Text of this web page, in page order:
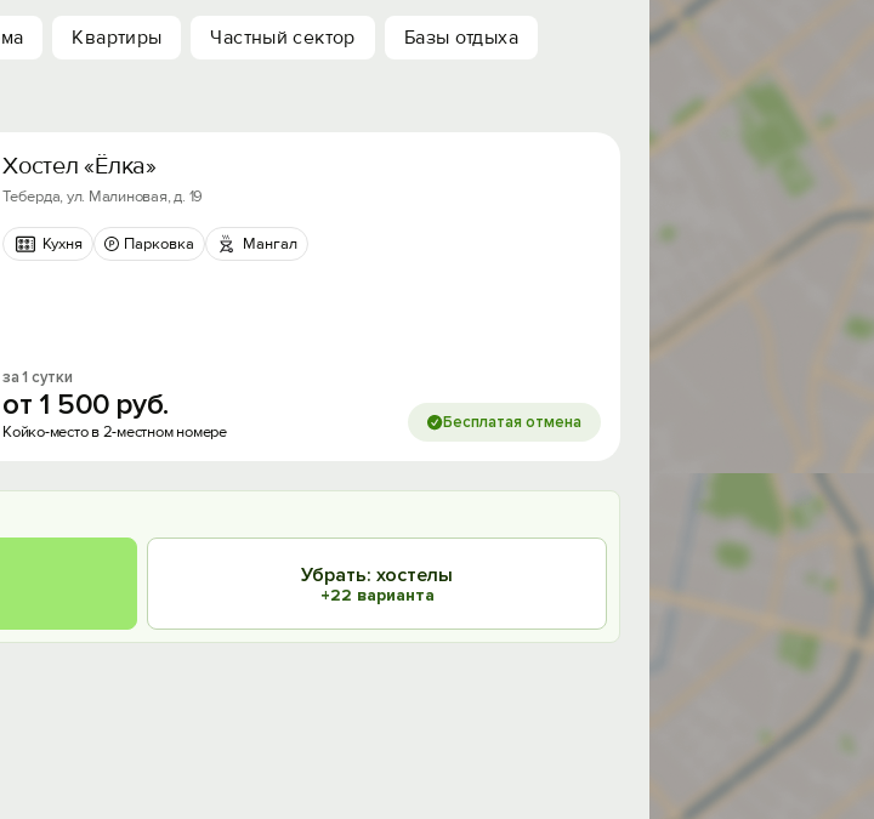
Квартиры Частный сектор Базы отдыха
Хостел «Ёлка»
Теберда, ул. Малиновая, д. 19
Кухня Парковка Мангал
за 1 сутки
от 1 500 руб.
Койко-место в 2-местном номере Бесплатая отмена
Убрать: хостелы
+22 варианта